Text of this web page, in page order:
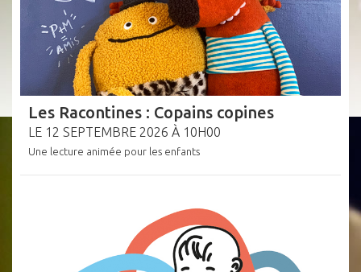
Les Racontines : Copains copines
LE 12 SEPTEMBRE 2026 À 10H00
Une lecture animée pour les enfants